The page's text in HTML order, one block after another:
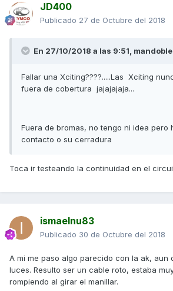
JD400
Publicado 27 de Octubre del 2018
En 27/10/2018 a las 9:51, mandoble
Fallar una Xciting????.....Las Xciting
fuera de cobertura jajajajaja...
Fuera de bromas, no tengo ni idea pero
contacto o su cerradura
Toca ir testeando la continuidad en el
ismaelnu83
Publicado 30 de Octubre del 2018
A mi me paso algo parecido con la ak, aun
luces. Resulto ser un cable roto, estaba
rompiendo al girar el manillar.